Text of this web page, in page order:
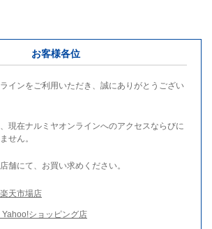
お客様各位
インをご利用いただき、誠にありがとうござい
現在ナルミヤオンラインへのアクセスならびに
せん。
舗にて、お買い求めください。
天市場店
ショッピング店